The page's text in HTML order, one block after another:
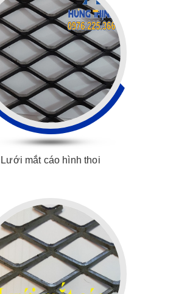
Lưới mắt cáo hình thoi